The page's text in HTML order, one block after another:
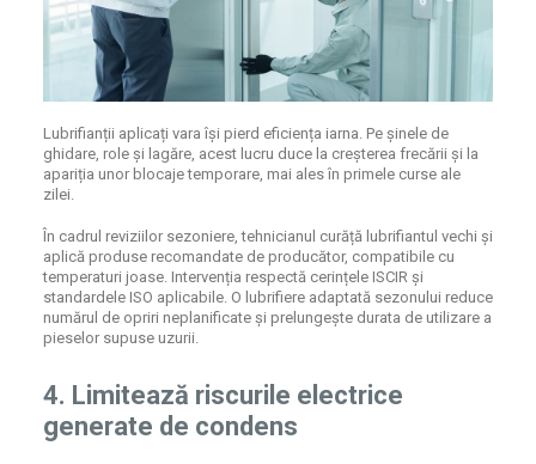
Lubrifianții aplicați vara își pierd eficiența iarna. Pe șinele de
ghidare, role și lagăre, acest lucru duce la creșterea frecării și la
apariția unor blocaje temporare, mai ales în primele curse ale
zilei.
În cadrul reviziilor sezoniere, tehnicianul curăță lubrifiantul vechi și
aplică produse recomandate de producător, compatibile cu
temperaturi joase. Intervenția respectă cerințele ISCIR și
standardele ISO aplicabile. O lubrifiere adaptată sezonului reduce
numărul de opriri neplanificate și prelungește durata de utilizare a
pieselor supuse uzurii.
4. Limitează riscurile electrice
generate de condens